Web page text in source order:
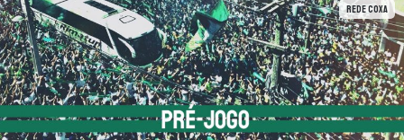
Rede Coxa